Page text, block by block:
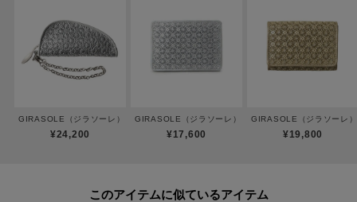
・小銭とカードが入るのでキャッシュレス用の財布にも使える。
GIRASOLE（ジラソーレ）キーケース
¥24,200
GIRASOLE（ジラソーレ）名刺入れ
¥17,600
GIRASOLE（ジラソーレ
¥19,800
このアイテムに似ているアイテム